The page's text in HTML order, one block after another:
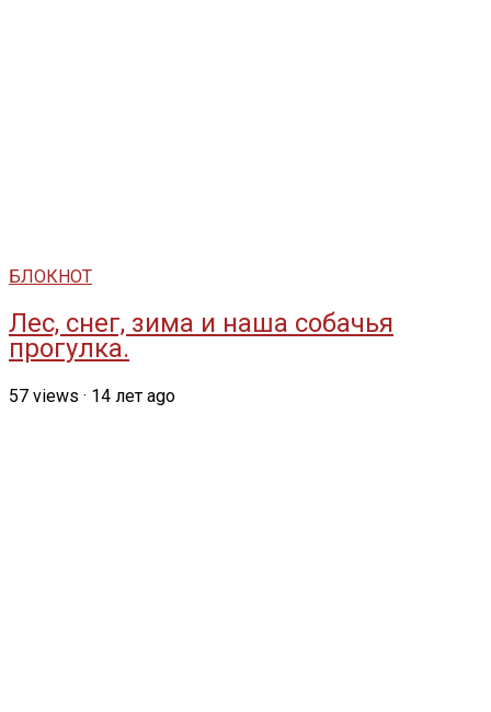
БЛОКНОТ
Лес, снег, зима и наша собачья
прогулка.
57 views · 14 лет ago